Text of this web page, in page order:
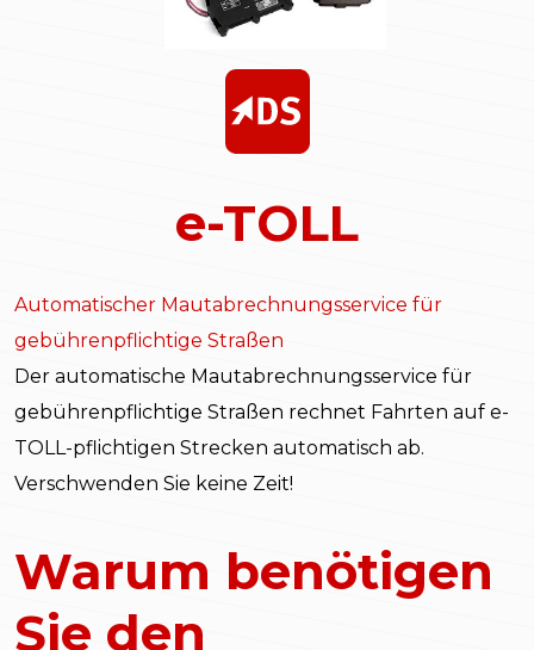
e-TOLL
Automatischer Mautabrechnungsservice für
gebührenpflichtige Straßen
Der automatische Mautabrechnungsservice für
gebührenpflichtige Straßen rechnet Fahrten auf e-
TOLL-pflichtigen Strecken automatisch ab.
Verschwenden Sie keine Zeit!
Warum benötigen
Sie den